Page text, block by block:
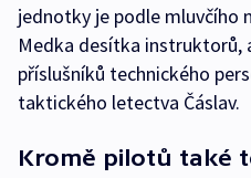
jednotky je podle mluvčího
Medka desítka instruktorů,
příslušníků technického
taktického letectva Čáslav.
Kromě pilotů také